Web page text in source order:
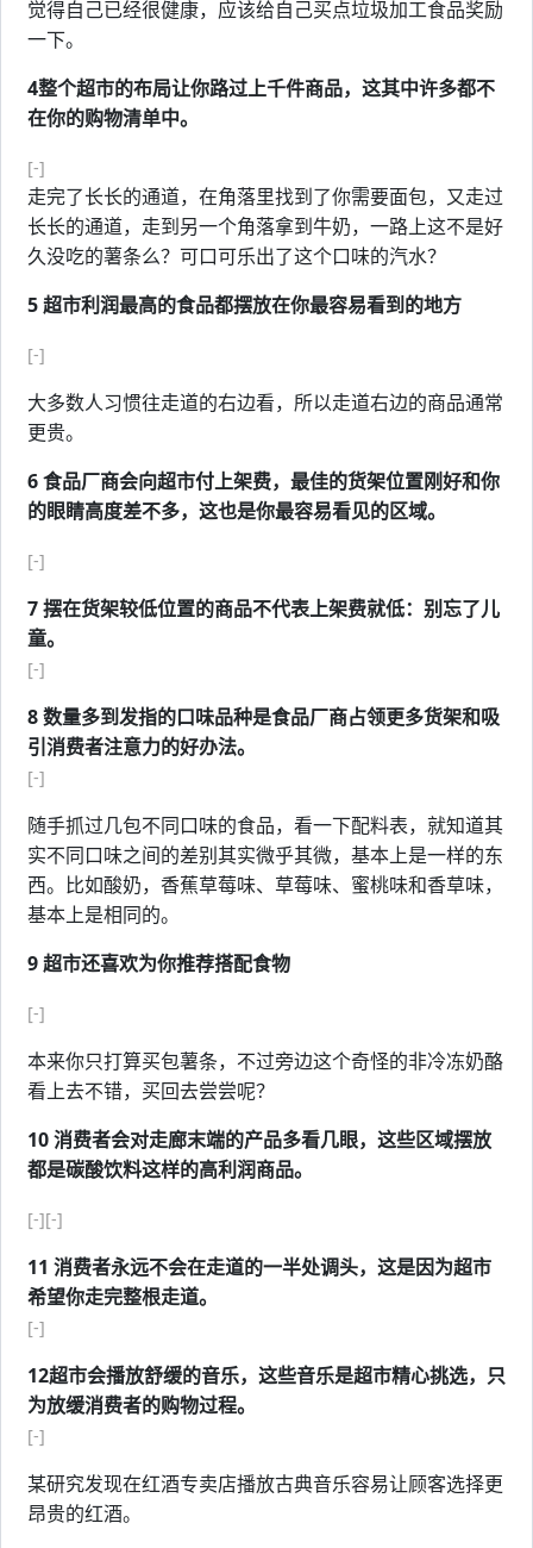
觉得自己已经很健康，应该给自己买点垃圾加工食品奖励
一下。
4整个超市的布局让你路过上千件商品，这其中许多都不
在你的购物清单中。
[-]
走完了长长的通道，在角落里找到了你需要面包，又走过
长长的通道，走到另一个角落拿到牛奶，一路上这不是好
久没吃的薯条么？可口可乐出了这个口味的汽水？
5 超市利润最高的食品都摆放在你最容易看到的地方
[-]
大多数人习惯往走道的右边看，所以走道右边的商品通常
更贵。
6 食品厂商会向超市付上架费，最佳的货架位置刚好和你
的眼睛高度差不多，这也是你最容易看见的区域。
[-]
7 摆在货架较低位置的商品不代表上架费就低：别忘了儿
童。
[-]
8 数量多到发指的口味品种是食品厂商占领更多货架和吸
引消费者注意力的好办法。
[-]
随手抓过几包不同口味的食品，看一下配料表，就知道其
实不同口味之间的差别其实微乎其微，基本上是一样的东
西。比如酸奶，香蕉草莓味、草莓味、蜜桃味和香草味，
基本上是相同的。
9 超市还喜欢为你推荐搭配食物
[-]
本来你只打算买包薯条，不过旁边这个奇怪的非冷冻奶酪
看上去不错，买回去尝尝呢？
10 消费者会对走廊末端的产品多看几眼，这些区域摆放
都是碳酸饮料这样的高利润商品。
[-][-]
11 消费者永远不会在走道的一半处调头，这是因为超市
希望你走完整根走道。
[-]
12超市会播放舒缓的音乐，这些音乐是超市精心挑选，只
为放缓消费者的购物过程。
[-]
某研究发现在红酒专卖店播放古典音乐容易让顾客选择更
昂贵的红酒。